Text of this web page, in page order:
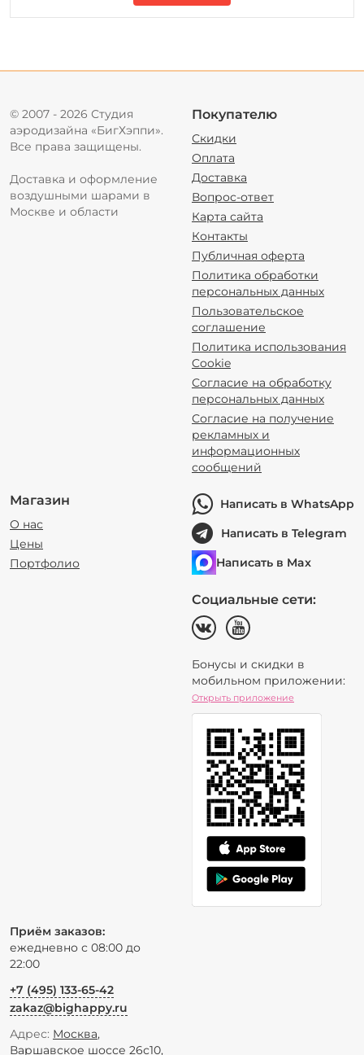
© 2007 - 2026 Студия
аэродизайна «БигХэппи».
Все права защищены.
Доставка и оформление
воздушными шарами в
Москве и области
Покупателю
Скидки
Оплата
Доставка
Вопрос-ответ
Карта сайта
Контакты
Публичная оферта
Политика обработки
персональных данных
Пользовательское
соглашение
Политика использования
Cookie
Согласие на обработку
персональных данных
Согласие на получение
рекламных и
информационных
сообщений
Магазин
О нас
Цены
Портфолио
Написать в WhatsApp
Написать в Telegram
Написать в Max
Социальные сети:
Бонусы и скидки в
мобильном приложении:
Открыть приложение
Приём заказов:
ежедневно с 08:00 до
22:00
+7 (495) 133-65-42
zakaz@bighappy.ru
Адрес: Москва,
Варшавское шоссе 26с10,